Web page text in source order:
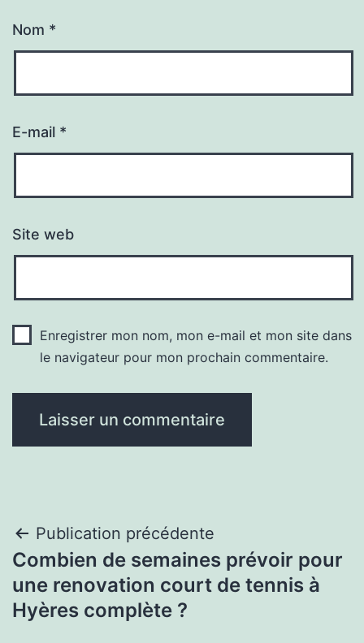
Nom *
E-mail *
Site web
Enregistrer mon nom, mon e-mail et mon site dans
le navigateur pour mon prochain commentaire.
Navigation
de
l’article
Publication précédente
Combien de semaines prévoir pour
une renovation court de tennis à
Hyères complète ?